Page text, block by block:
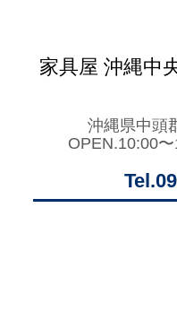
家具屋 沖縄中
沖縄県中頭
OPEN.10:00